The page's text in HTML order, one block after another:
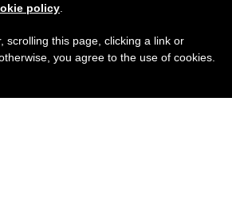
policy
scrolling this page, clicking a link or
you agree to the use of cookies.